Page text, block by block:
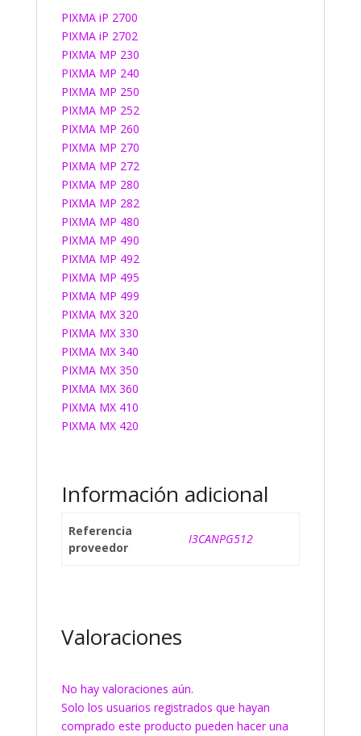
PIXMA iP 2700
PIXMA iP 2702
PIXMA MP 230
PIXMA MP 240
PIXMA MP 250
PIXMA MP 252
PIXMA MP 260
PIXMA MP 270
PIXMA MP 272
PIXMA MP 280
PIXMA MP 282
PIXMA MP 480
PIXMA MP 490
PIXMA MP 492
PIXMA MP 495
PIXMA MP 499
PIXMA MX 320
PIXMA MX 330
PIXMA MX 340
PIXMA MX 350
PIXMA MX 360
PIXMA MX 410
PIXMA MX 420
Información adicional
Referencia
proveedor
I3CANPG512
Valoraciones
No hay valoraciones aún.
Solo los usuarios registrados que hayan
comprado este producto pueden hacer una